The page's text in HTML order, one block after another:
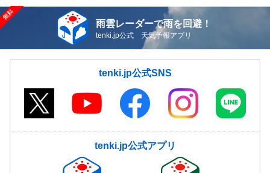
雨雲レーダーで雨を回避！
tenki.jp公式 天気予報アプリ
tenki.jp公式SNS
tenki.jp公式アプリ